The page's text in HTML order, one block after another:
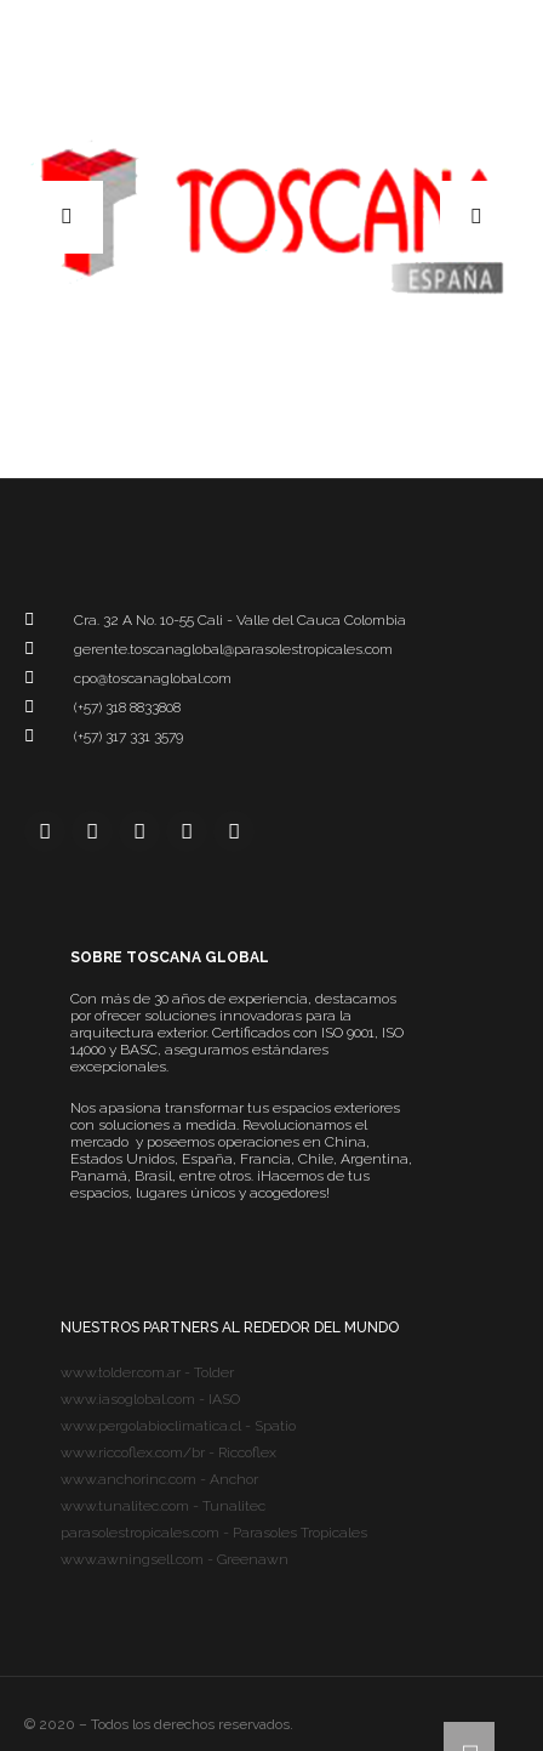
Cra. 32 A No. 10-55 Cali - Valle del Cauca Colombia
gerente.toscanaglobal@parasolestropicales.com
cpo@toscanaglobal.com
(+57) 318 8833808
(+57) 317 331 3579
SOBRE TOSCANA GLOBAL
Con más de 30 años de experiencia, destacamos
por ofrecer soluciones innovadoras para la
arquitectura exterior. Certificados con ISO 9001, ISO
14000 y BASC, aseguramos estándares
excepcionales.
Nos apasiona transformar tus espacios exteriores
con soluciones a medida. Revolucionamos el
mercado y poseemos operaciones en China,
Estados Unidos, España, Francia, Chile, Argentina,
Panamá, Brasil, entre otros. ¡Hacemos de tus
espacios, lugares únicos y acogedores!
NUESTROS PARTNERS AL REDEDOR DEL MUNDO
www.tolder.com.ar - Tolder
www.iasoglobal.com - IASO
www.pergolabioclimatica.cl - Spatio
www.riccoflex.com/br - Riccoflex
www.anchorinc.com - Anchor
www.tunalitec.com - Tunalitec
parasolestropicales.com - Parasoles Tropicales
www.awningsell.com - Greenawn
© 2020 – Todos los derechos reservados.